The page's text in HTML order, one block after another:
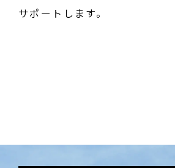
サポートします。